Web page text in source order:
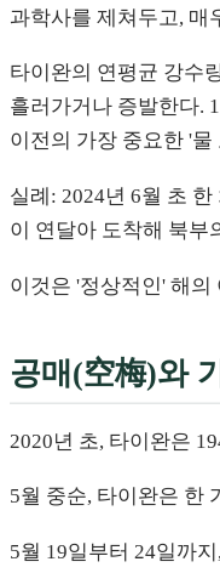
과학사를 제쳐두고, 매
타이완의 연평균 강수
흘러가거나 증발한다.
이전의 가장 중요한 '물
실례: 2024년 6월 초
이 연달아 도착해 북부
이것은 '정상적인' 해
공매(空梅)와
2020년 초, 타이완은
5월 중순, 타이완은 한
5월 19일부터 24일까